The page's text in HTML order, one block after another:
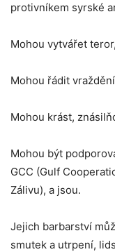
protivníkem syrské
Mohou vytvářet
Mohou řádit
Mohou krást,
Mohou být
GCC (Gulf
Zálivu), a jsou.
Jejich barbarství
smutek a utrpení,